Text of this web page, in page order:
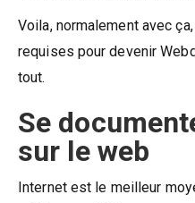
Voila, normalement avec
requises pour devenir
tout.
Se
sur le web
Internet est le meilleur